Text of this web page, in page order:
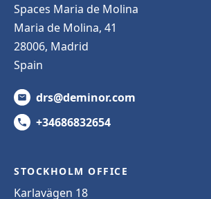
Spaces Maria de Molina
Maria de Molina, 41
28006, Madrid
Spain
drs@deminor.com
+34686832654
STOCKHOLM OFFICE
Karlavägen 18